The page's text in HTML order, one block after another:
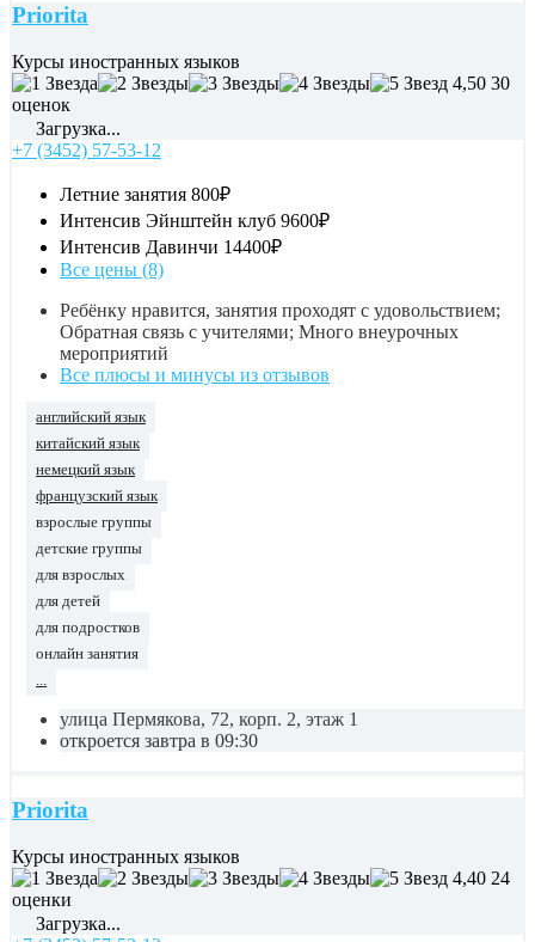
Priorita
Курсы иностранных языков
4,50 30
оценок
Загрузка...
+7 (3452) 57-53-12
Летние занятия 800₽
Интенсив Эйнштейн клуб 9600₽
Интенсив Давинчи 14400₽
Все цены (8)
Ребёнку нравится, занятия проходят с удовольствием;
Обратная связь с учителями; Много внеурочных
мероприятий
Все плюсы и минусы из отзывов
английский язык
китайский язык
немецкий язык
французский язык
взрослые группы
детские группы
для взрослых
для детей
для подростков
онлайн занятия
улица Пермякова, 72, корп. 2, этаж 1
откроется завтра в 09:30
Priorita
Курсы иностранных языков
4,40 24
оценки
Загрузка...